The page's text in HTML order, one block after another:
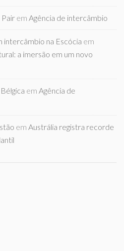
em Agência de intercâmbio
intercâmbio na Escócia em
a imersão em um novo
em Agência de
em Austrália registra recorde